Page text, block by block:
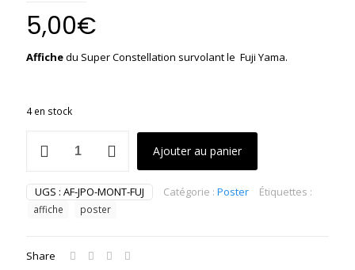
5,00€
Affichedu Super Constellation survolant le Fuji Yama.
4 en stock
Super
Constellation
Fuji
Ajouter au panier
UGS : AF-JPO-MONT-FUJ Catégorie : Poster Étiquettes :
affiche poster
Share